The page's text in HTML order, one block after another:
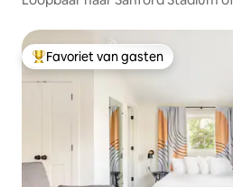
Topfavoriet van gasten
Favoriet van gasten